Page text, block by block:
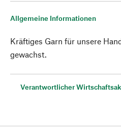
Allgemeine Informationen
Kräftiges Garn für unsere
gewachst.
Verantwortlicher